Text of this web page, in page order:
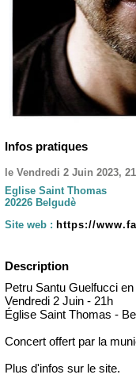
Infos pratiques
le Vendredi 2 Juin 2023,
Eglise Saint Thomas
20226 Belgudè
Site web : https://
Description
Petru Santu Guelfucci
Vendredi 2 Juin - 21h
Église Saint Thomas -
Concert offert par la
Plus d'infos sur le site.